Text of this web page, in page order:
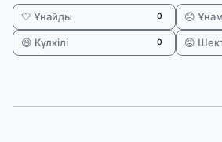
🤍 Ұнайды 0 😞
😄 Күлкілі 0 😡